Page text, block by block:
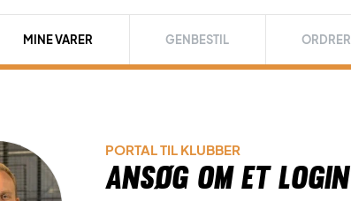
MINE VARER GENBESTIL ORDRER
PORTAL TIL KLUBBER
Ansøg om et login